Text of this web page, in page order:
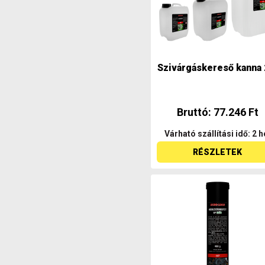
Szivárgáskereső kanna
Bruttó: 77.246 Ft
Várható szállítási idő: 2
RÉSZLETEK